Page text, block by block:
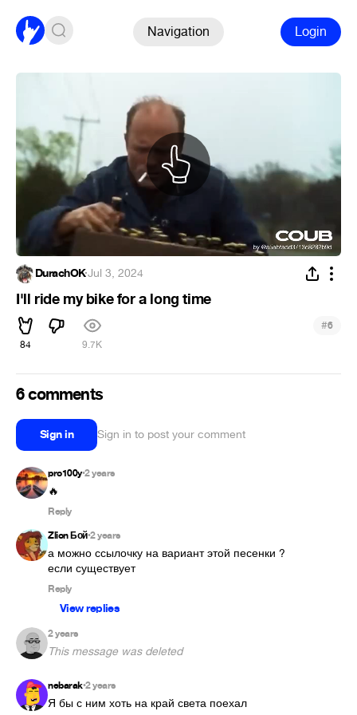
Navigation Login
DurachOK·Jul 3, 2024
I'll ride my bike for a long time
84 9.7K
#6
6 comments
Sign in Sign in to post your comment
pro100y•2 years
🔥
Reply
Zlion Бой•2 years
а можно ссылочку на вариант этой песенки ?
если существует
Reply
View replies
2 years
This message was deleted
nebarak•2 years
Я бы с ним хоть на край света поехал